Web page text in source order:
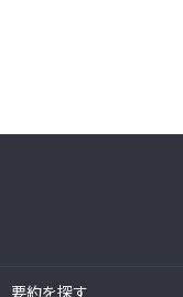
要約を探す